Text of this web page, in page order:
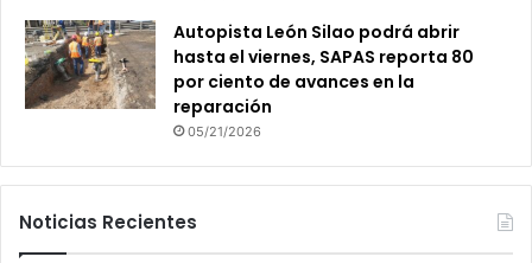
Autopista León Silao podrá abrir
hasta el viernes, SAPAS reporta 80
por ciento de avances en la
reparación
05/21/2026
Noticias Recientes